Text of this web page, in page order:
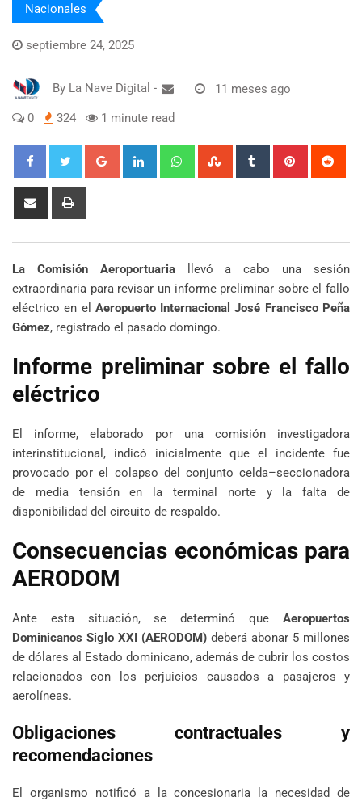
Nacionales
septiembre 24, 2025
By La Nave Digital - 11 meses ago
0 324 1 minute read
Google+ LinkedIn WhatsappStumbleUpon
Tumblr Pinterest
Share
La Comisión Aeroportuariallevó a cabo una sesión
extraordinaria para revisar un informe preliminar sobre el fallo
eléctrico en el Aeropuerto Internacional José Francisco Peña
Gómez, registrado el pasado domingo.
Informe preliminar sobre el fallo
eléctrico
El informe, elaborado por una comisión investigadora
interinstitucional, indicó inicialmente que el incidente fue
provocado por el colapso del conjunto celda–seccionadora
de media tensión en la terminal norte y la falta de
disponibilidad del circuito de respaldo.
Consecuencias económicas para
AERODOM
Ante esta situación, se determinó que Aeropuertos
Dominicanos Siglo XXI (AERODOM) deberá abonar 5 millones
de dólares al Estado dominicano, además de cubrir los costos
relacionados con los perjuicios causados a pasajeros y
aerolíneas.
Obligaciones contractuales y
recomendaciones
El organismo notificó a la concesionaria la necesidad de